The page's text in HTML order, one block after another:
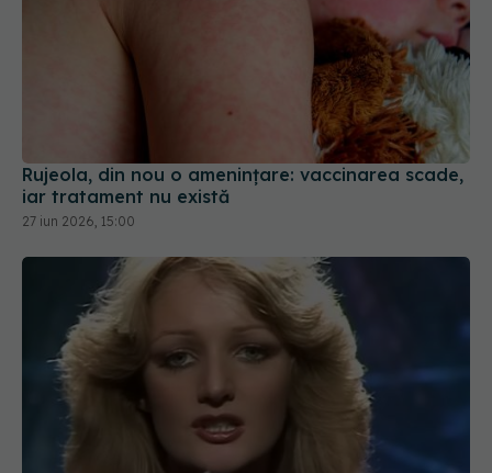
Rujeola, din nou o amenințare: vaccinarea scade,
iar tratament nu există
27 iun 2026, 15:00